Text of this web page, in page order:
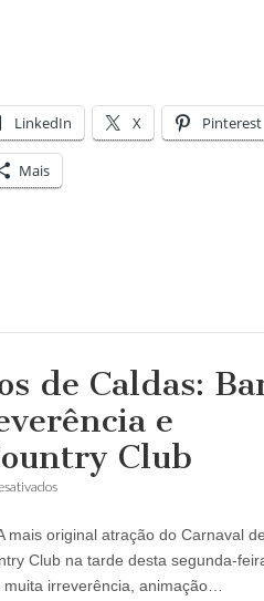
LinkedIn X Pinterest
Mais
de Caldas:
e
Club
em
Poços
de
Banho
mais original atração do Carnaval
Club na tarde desta segunda-
irreverência, animação…